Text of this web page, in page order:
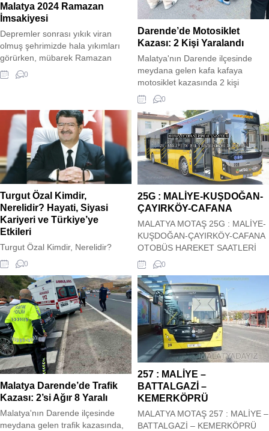
Malatya 2024 Ramazan
İmsakiyesi
Depremler sonrası yıkık viran
olmuş şehrimizde hala yıkımları
görürken, mübarek Ramazan
ayına kavuşmuş bulunuyoruz.
Umarım bu mübarek ayda sağlık
ramazanlar... “Allah’ım Senin rızân
için oruç tuttum. Sana inandım.
Sana güvendim. Senin rızkınla
orucumu açıyorum.” Ebû
Dâvud Savm, 22
2024 Ramazan ayı 11 Mart
Pazartesi günü başlıyor ve...
0
Darende’de Motosiklet
Kazası: 2 Kişi Yaralandı
Malatya'nın Darende ilçesinde
meydana gelen kafa kafaya
motosiklet kazasında 2 kişi
yaralandı. Yaralılar ambulansla
hastaneye kaldırıldı.
0
Turgut Özal Kimdir,
Nerelidir? Hayati, Siyasi
Kariyeri ve Türkiye’ye
Etkileri
Turgut Özal Kimdir, Nerelidir?
Hayati, Siyasi Kariyeri ve
Türkiye’ye Etkileri Türkiye
Cumhuriyeti’nin siyasi ve
ekonomik tarihine adını altın
harflerle yazdıran, ülkenin
çehresini değiştiren liderlerden biri
olan Turgut Özal, Türk siyasetinin
en önemli figürlerinden biridir.
Uyguladığı köklü ekonomik
reformlar, vizyoner bakış açısı ve
ezber bozan yönetim tarzı ile
Türkiye’yi 20. yüzyılın...
0
25G : MALİYE-KUŞDOĞAN-
ÇAYIRKÖY-CAFANA
MALATYA MOTAŞ 25G : MALİYE-
KUŞDOĞAN-ÇAYIRKÖY-CAFANA
OTOBÜS HAREKET SAATLERİ
Malatya Motaş Şehir içi 25G :
MALİYE-KUŞDOĞAN-ÇAYIRKÖY-
CAFANA Otobüs Kalkış saatleri siz
değerli ziyaretçilerimizin
hizmetindedir. Hareket saatleri
güncel olup sitemiz tarafından
güncel olarak çekilmektedir. 25G
: MALİYE-KUŞDOĞAN-
ÇAYIRKÖY-CAFANA OTOBÜS
HAREKET SAATLERİ
0
Malatya Darende’de Trafik
Kazası: 2’si Ağır 8 Yaralı
Malatya'nın Darende ilçesinde
meydana gelen trafik kazasında,
257 : MALİYE –
BATTALGAZİ –
KEMERKÖPRÜ
MALATYA MOTAŞ 257 : MALİYE –
BATTALGAZİ – KEMERKÖPRÜ